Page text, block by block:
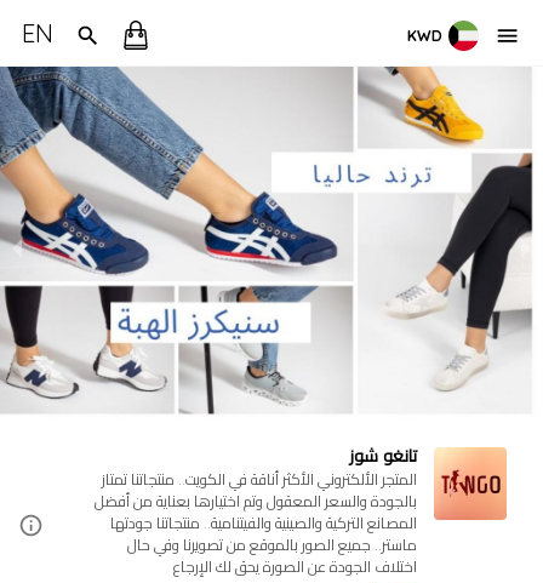
KWD
EN
تانغو شوز
المتجر الألكتروني الأكثر أناقة في الكويت.. منتجاتنا تمتاز
بالجودة والسعر المعقول وتم اختيارها بعناية من أفضل
المصانع التركية والصينية والفيتنامية.. منتجاتنا جودتها
ماستر.. جميع الصور بالموقع من تصويرنا وفي حال
اختلاف الجودة عن الصورة يحق لك الإرجاع